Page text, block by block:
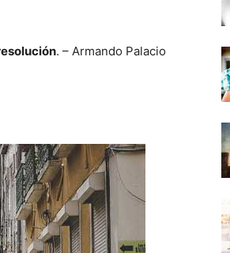
. – Armando Palacio